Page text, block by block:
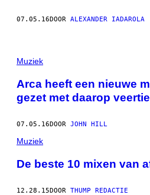
07.05.16DOOR ALEXANDER IADAROLA
Muziek
Arca heeft een nieuwe
gezet met daarop
07.05.16DOOR JOHN HILL
Muziek
De beste 10 mixen van
12.28.15DOOR THUMP REDACTIE